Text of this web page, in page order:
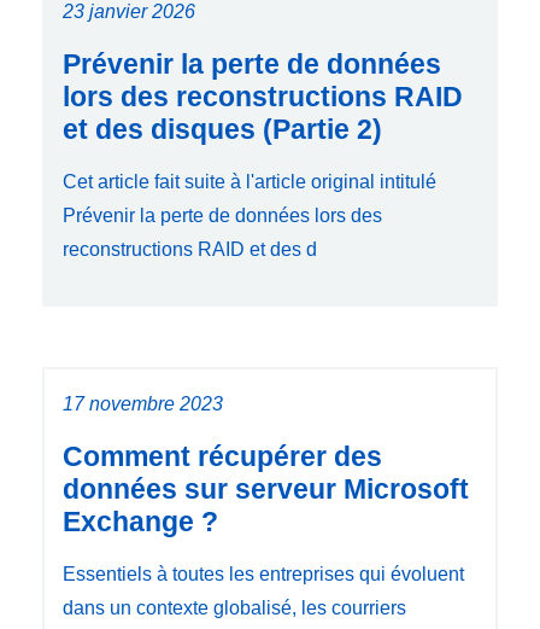
23 janvier 2026
Prévenir la perte de données
lors des reconstructions RAID
et des disques (Partie 2)
Cet article fait suite à l'article original intitulé
Prévenir la perte de données lors des
reconstructions RAID et des d
17 novembre 2023
Comment récupérer des
données sur serveur Microsoft
Exchange ?
Essentiels à toutes les entreprises qui évoluent
dans un contexte globalisé, les courriers